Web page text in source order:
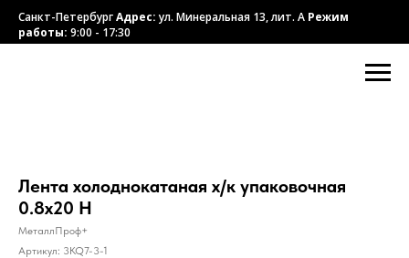
Санкт-ПетербургАдрес:ул. Минеральная 13, лит. А Режим
работы: 9:00 - 17:30
Лента холоднокатаная х/к упаковочная
0.8x20 Н
МеталлПроф+
Артикул: 3KQ7-3-1